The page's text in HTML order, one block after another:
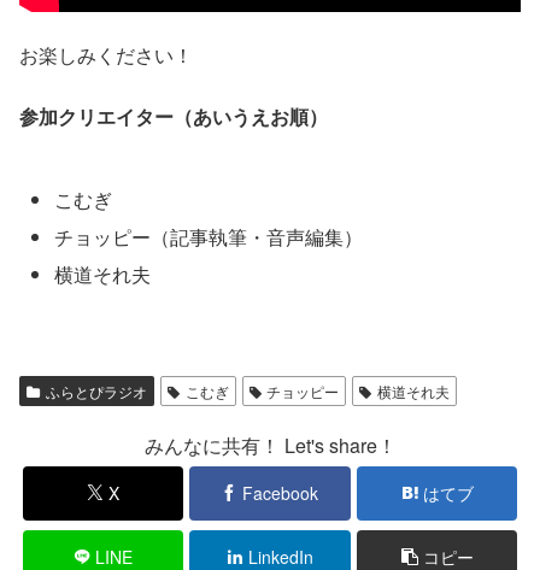
お楽しみください！
参加クリエイター（あいうえお順）
こむぎ
チョッピー（記事執筆・音声編集）
横道それ夫
ふらとぴラジオ こむぎ チョッピー 横道それ夫
みんなに共有！ Let's share！
X Facebook はてブ
LINE LinkedIn コピー